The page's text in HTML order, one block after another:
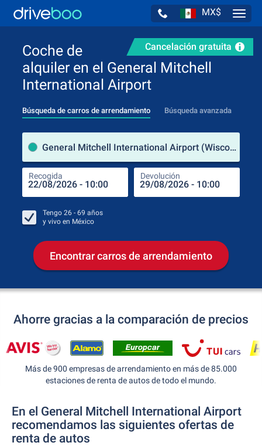
MX$
Cancelación gratuita
Coche de
alquiler en el General Mitchell
International Airport
Búsqueda de carros de arrendamiento Búsqueda avanzada
General Mitchell International Airport (Wisconsin / Estados Unidos de América)
Recogida Devolución
Tengo 26 - 69 años
y vivo en México
Encontrar carros de arrendamiento
Ahorre gracias a la comparación de precios
Más de 900 empresas de arrendamiento en más de 85.000
estaciones de renta de autos de todo el mundo.
En el General Mitchell International Airport
recomendamos las siguientes ofertas de
renta de autos